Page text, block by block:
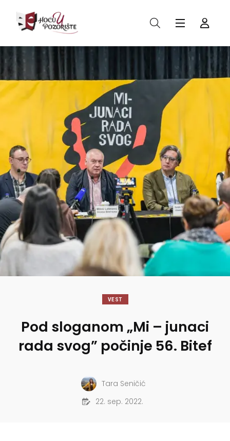
VEST
Pod sloganom „Mi – junaci
rada svog” počinje 56. Bitef
Tara Seničić
22. sep. 2022.